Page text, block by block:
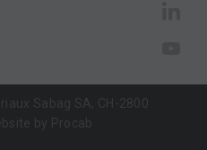
Sabag SA, CH-2800
by Procab